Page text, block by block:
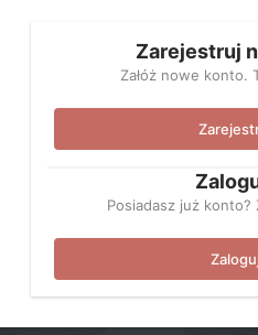
Zarejestruj
Załóż nowe konto.
Posiadasz już konto?